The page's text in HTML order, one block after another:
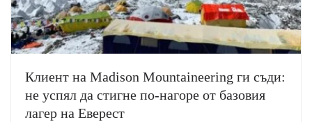
Клиент на Madison Mountaineering ги съди:
не успял да стигне по-нагоре от базовия
лагер на Еверест